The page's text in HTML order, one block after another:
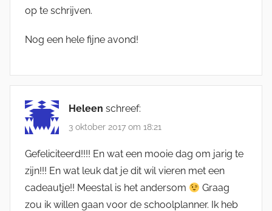
op te schrijven.
Nog een hele fijne avond!
Heleen schreef:
3 oktober 2017 om 18:21
Gefeliciteerd!!!! En wat een mooie dag om jarig te
zijn!!! En wat leuk dat je dit wil vieren met een
cadeautje!! Meestal is het andersom
Graag
zou ik willen gaan voor de schoolplanner. Ik heb